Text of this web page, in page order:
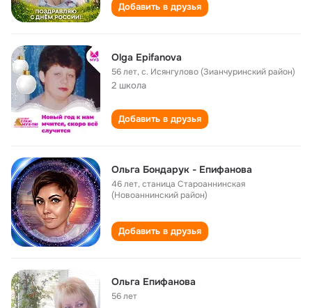
Добавить в друзья
Olga Epifanova
56 лет,с. Исянгулово (Зианчуринский район)
2 школа
Добавить в друзья
Ольга Бондарук - Епифанова
46 лет,станица Староаннинская
(Новоаннинский район)
Добавить в друзья
Ольга Епифанова
56 лет